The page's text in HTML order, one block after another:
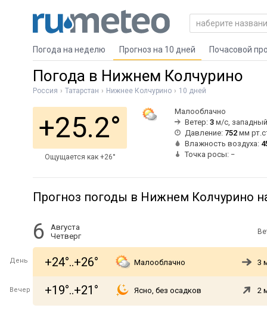
Погода на неделю Прогноз на 10 дней Почасовой
Погода в Нижнем Колчурино
Россия Татарстан Нижнее Колчурино 10 дней
+25.2°
Ощущается как +26°
Малооблачно
Ветер: 3 м/с, западный
Давление: 752 мм
Влажность воздуха:
Точка росы: −
Прогноз погоды в Нижнем Колчурино
6
Августа
Четверг
День +24°..+26° Малооблачно 3
Вечер +19°..+21° Ясно, без осадков 2